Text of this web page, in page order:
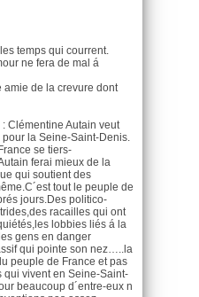
temps qui courrent.
ne fera de mal á
amie de la crevure dont
Clémentine Autain veut
pour la Seine-Saint-Denis.
se tiers-
ferai mieux de la
qui soutient des
tout le peuple de
jours.Des politico-
racailles qui ont
lobbies liés á la
gens en danger
qui pointe son nez…..la
peuple de France et pas
vivent en Seine-Saint-
beaucoup d´entre-eux n